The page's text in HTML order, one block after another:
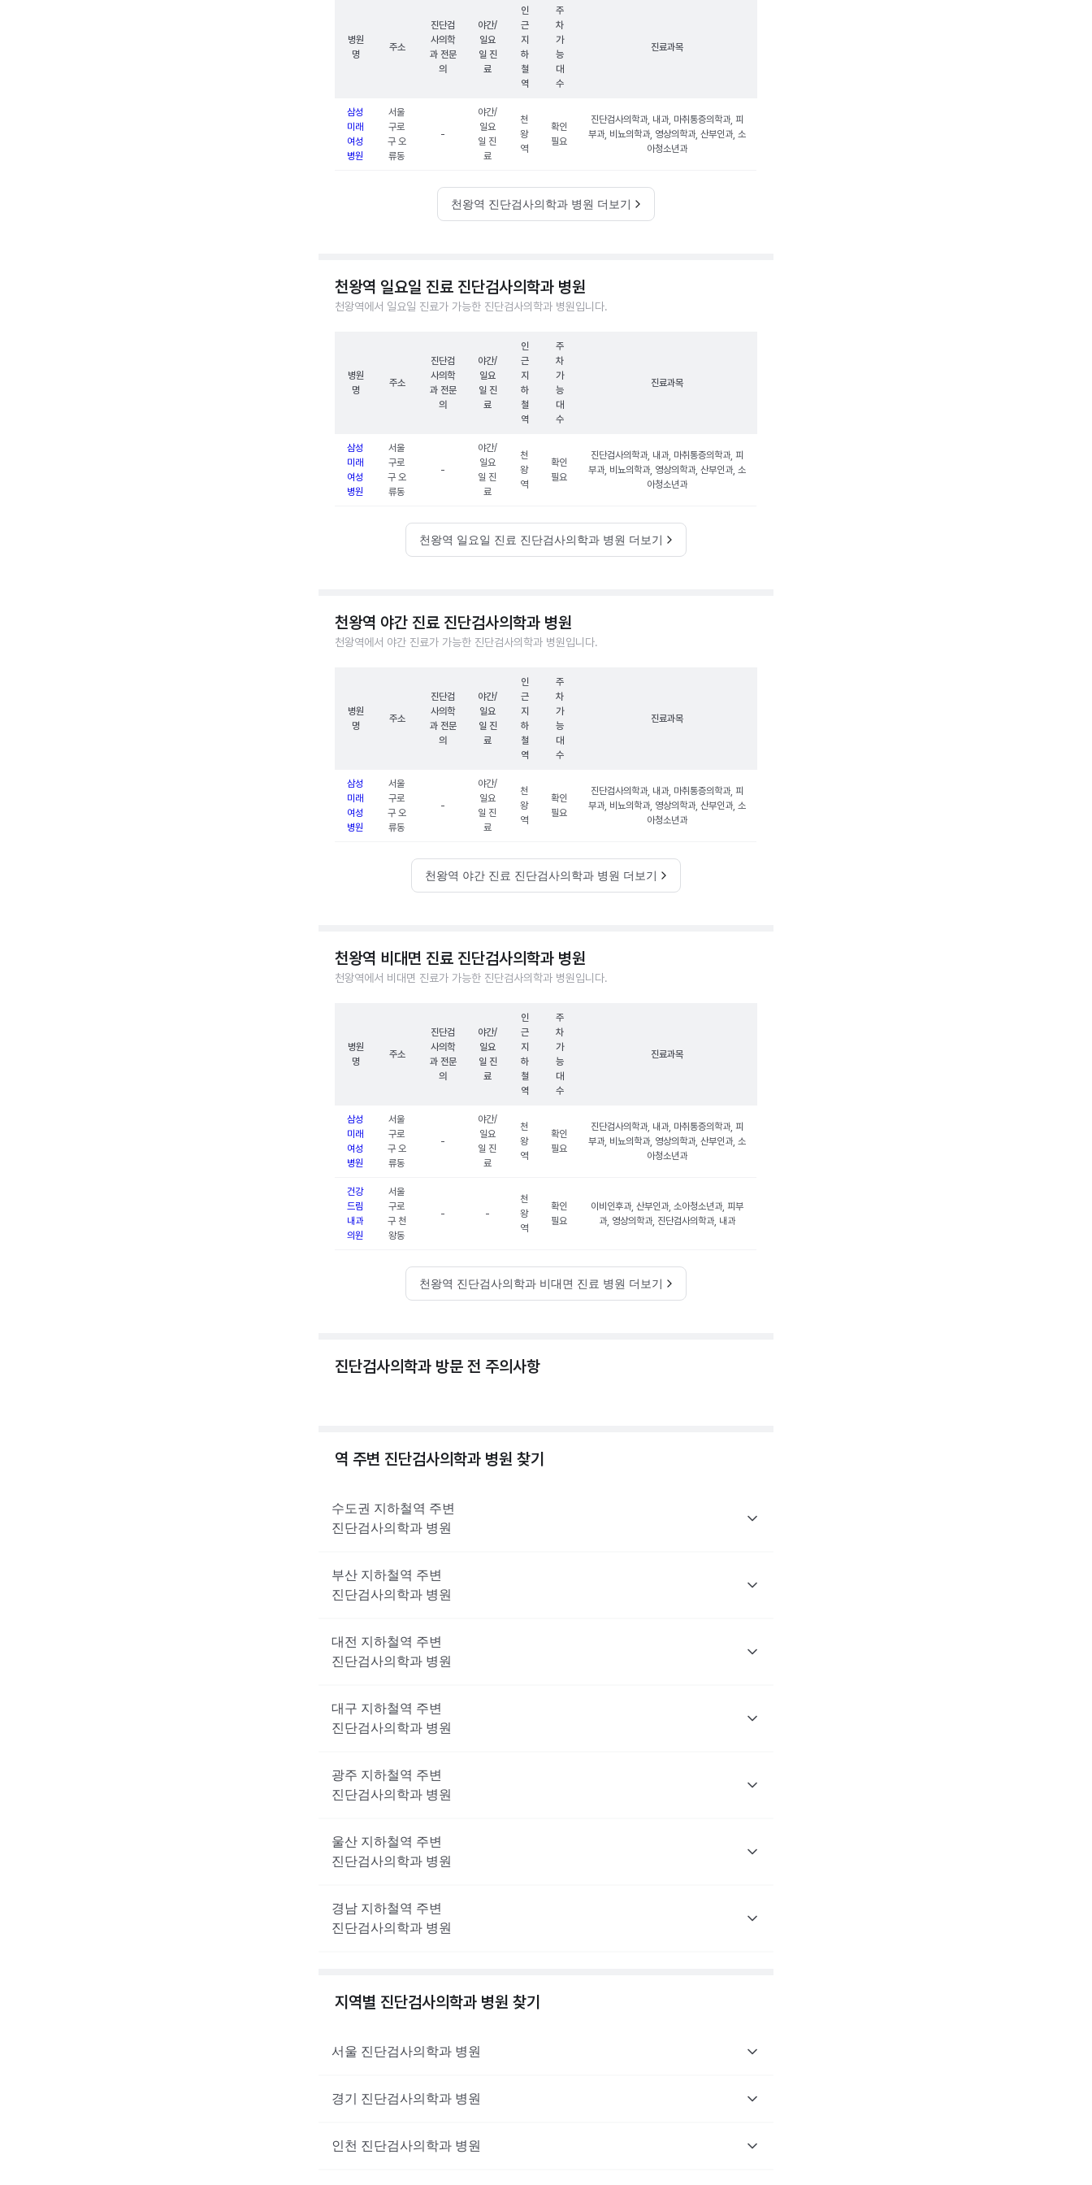
병원
명
주소
진단검
사의학
과 전문
의
야간/
일요
일 진
료
인
근
지
하
철
역
주
차
가
능
대
수
진료과목
삼성
미래
여성
병원
서울
구로
구 오
류동
-
야간/
일요
일 진
료
천
왕
역
확인
필요
진단검사의학과, 내과, 마취통증의학과, 피
부과, 비뇨의학과, 영상의학과, 산부인과, 소
아청소년과
천왕역 진단검사의학과 병원 더보기
천왕역 일요일 진료 진단검사의학과 병원
천왕역에서 일요일 진료가 가능한 진단검사의학과 병원입니다.
병원
명
주소
진단검
사의학
과 전문
의
야간/
일요
일 진
료
인
근
지
하
철
역
주
차
가
능
대
수
진료과목
삼성
미래
여성
병원
서울
구로
구 오
류동
-
야간/
일요
일 진
료
천
왕
역
확인
필요
진단검사의학과, 내과, 마취통증의학과, 피
부과, 비뇨의학과, 영상의학과, 산부인과, 소
아청소년과
천왕역 일요일 진료 진단검사의학과 병원 더보기
천왕역 야간 진료 진단검사의학과 병원
천왕역에서 야간 진료가 가능한 진단검사의학과 병원입니다.
병원
명
주소
진단검
사의학
과 전문
의
야간/
일요
일 진
료
인
근
지
하
철
역
주
차
가
능
대
수
진료과목
삼성
미래
여성
병원
서울
구로
구 오
류동
-
야간/
일요
일 진
료
천
왕
역
확인
필요
진단검사의학과, 내과, 마취통증의학과, 피
부과, 비뇨의학과, 영상의학과, 산부인과, 소
아청소년과
천왕역 야간 진료 진단검사의학과 병원 더보기
천왕역 비대면 진료 진단검사의학과 병원
천왕역에서 비대면 진료가 가능한 진단검사의학과 병원입니다.
병원
명
주소
진단검
사의학
과 전문
의
야간/
일요
일 진
료
인
근
지
하
철
역
주
차
가
능
대
수
진료과목
삼성
미래
여성
병원
서울
구로
구 오
류동
-
야간/
일요
일 진
료
천
왕
역
확인
필요
진단검사의학과, 내과, 마취통증의학과, 피
부과, 비뇨의학과, 영상의학과, 산부인과, 소
아청소년과
건강
드림
내과
의원
서울
구로
구 천
왕동
- -
천
왕
역
확인
필요
이비인후과, 산부인과, 소아청소년과, 피부
과, 영상의학과, 진단검사의학과, 내과
천왕역 진단검사의학과 비대면 진료 병원 더보기
진단검사의학과 방문 전 주의사항
역 주변 진단검사의학과 병원 찾기
수도권 지하철역 주변
진단검사의학과 병원
부산 지하철역 주변
진단검사의학과 병원
대전 지하철역 주변
진단검사의학과 병원
대구 지하철역 주변
진단검사의학과 병원
광주 지하철역 주변
진단검사의학과 병원
울산 지하철역 주변
진단검사의학과 병원
경남 지하철역 주변
진단검사의학과 병원
지역별 진단검사의학과 병원 찾기
서울 진단검사의학과 병원
경기 진단검사의학과 병원
인천 진단검사의학과 병원